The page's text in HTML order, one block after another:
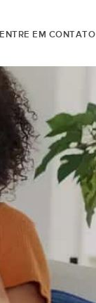
ENTRE EM CONTATO